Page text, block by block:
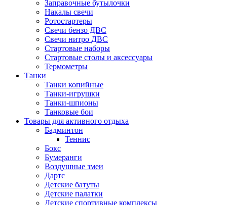
Заправочные бутылочки
Накалы свечи
Ротостартеры
Свечи бензо ДВС
Свечи нитро ДВС
Стартовые наборы
Стартовые столы и аксессуары
Термометры
Танки
Танки копийные
Танки-игрушки
Танки-шпионы
Танковые бои
Товары для активного отдыха
Бадминтон
Теннис
Бокс
Бумеранги
Воздушные змеи
Дартс
Детские батуты
Детские палатки
Детские спортивные комплексы